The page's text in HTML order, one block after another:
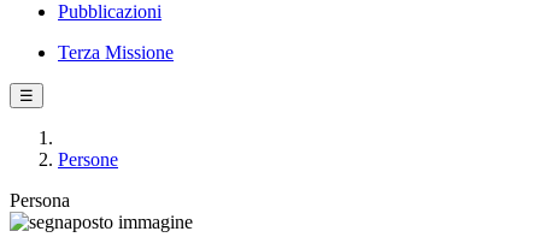
Pubblicazioni
Terza Missione
☰
Persone
Persona